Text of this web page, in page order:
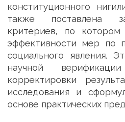
конституционного
также поставлена
критериев, по
эффективности мер по
социального явления.
научной
корректировки
исследования и
основе практических